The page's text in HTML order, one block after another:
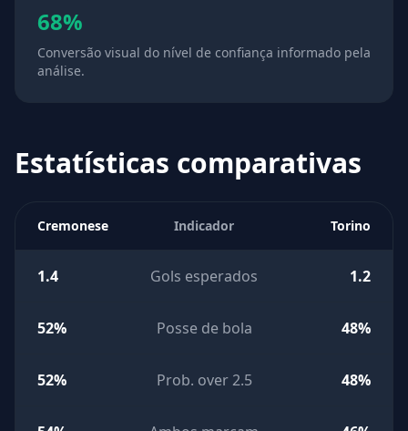
68%
Conversão visual do nível de confiança informado pela
análise.
Estatísticas comparativas
Cremonese Indicador Torino
1.4 Gols esperados 1.2
52% Posse de bola 48%
52% Prob. over 2.5 48%